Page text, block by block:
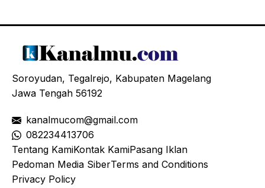
Soroyudan, Tegalrejo, Kabupaten Magelang
Jawa Tengah 56192
kanalmucom@gmail.com
082234413706
Tentang KamiKontak KamiPasang Iklan
Pedoman Media SiberTerms and Conditions
Privacy Policy